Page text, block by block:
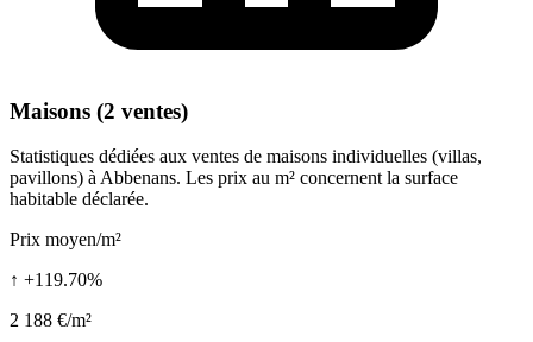
Maisons (2 ventes)
Statistiques dédiées aux ventes de maisons individuelles (villas,
pavillons) à Abbenans. Les prix au m² concernent la surface
habitable déclarée.
Prix moyen/m²
↑ +119.70%
2 188 €/m²